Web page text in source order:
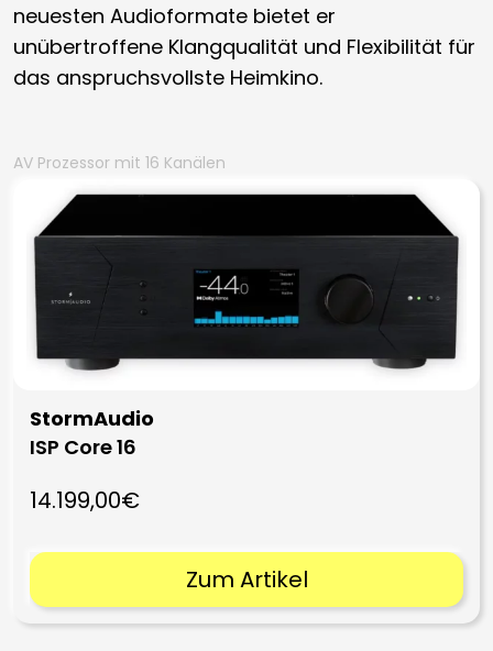
neuesten Audioformate bietet er
unübertroffene Klangqualität und Flexibilität für
das anspruchsvollste Heimkino.
AV Prozessor mit 16 Kanälen
StormAudio
ISP Core 16
14.199,00€
Zum Artikel